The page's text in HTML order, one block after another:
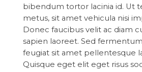
bibendum tortor lacinia id. Ut
metus, sit amet vehicula nisi
Donec faucibus velit ac diam
sapien laoreet. Sed
feugiat sit amet pellentesque
Quisque eget elit eget risus